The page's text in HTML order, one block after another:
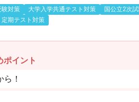
験対策 大学入学共通テスト対策
国公立2次
定期テスト対策
ポイント
！